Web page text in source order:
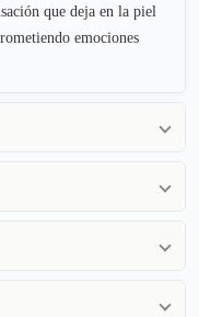
que deja en la piel
emociones